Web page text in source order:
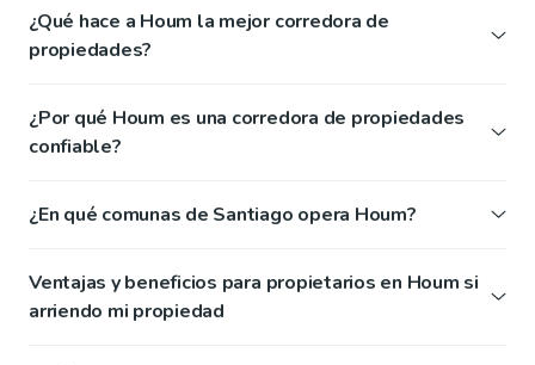
¿Qué hace a Houm la mejor corredora de
propiedades?
¿Por qué Houm es una corredora de propiedades
confiable?
¿En qué comunas de Santiago opera Houm?
Ventajas y beneficios para propietarios en Houm si
arriendo mi propiedad